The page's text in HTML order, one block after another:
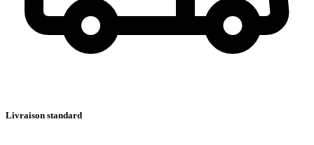
Livraison standard